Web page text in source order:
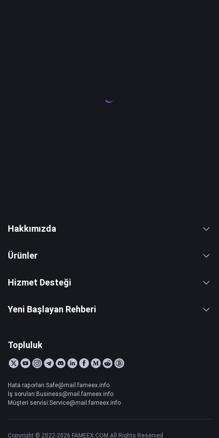
Hakkımızda
Ürünler
Hizmet Desteği
Yeni Başlayan Rehberi
Topluluk
Hata raporları:Safe@mail.fameex.info
İş soruları:Business@mail.fameex.info
Müşteri servisi:Service@mail.fameex.info
Copyright © 2022-2026 FAMEEX.COM All Rights Reserved